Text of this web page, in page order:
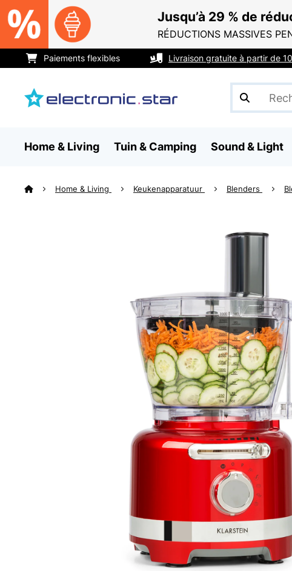
Jusqu’à 29 % de
RÉDUCTIONS MASSIVES
Paiements flexibles Livraison gratuite à partir de
Home & Living Tuin & Camping Sound & Light
Home & Living Keukenapparatuur Blenders